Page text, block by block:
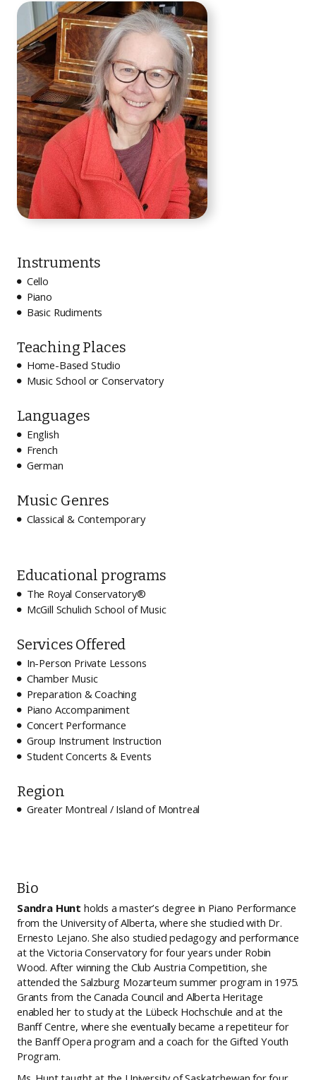
Instruments
 Cello
 Piano
 Basic Rudiments
Teaching Places
 Home-Based Studio
 Music School or Conservatory
Languages
 English
 French
 German
Music Genres
 Classical & Contemporary
Educational programs
 The Royal Conservatory®
 McGill Schulich School of Music
Services Offered
 In-Person Private Lessons
 Chamber Music
 Preparation & Coaching
 Piano Accompaniment
 Concert Performance
 Group Instrument Instruction
 Student Concerts & Events
Region
 Greater Montreal / Island of Montreal
Bio
Sandra Hunt holds a master’s degree in Piano Performance
from the University of Alberta, where she studied with Dr.
Ernesto Lejano. She also studied pedagogy and performance
at the Victoria Conservatory for four years under Robin
Wood. After winning the Club Austria Competition, she
attended the Salzburg Mozarteum summer program in 1975.
Grants from the Canada Council and Alberta Heritage
enabled her to study at the Lübeck Hochschule and at the
Banff Centre, where she eventually became a repetiteur for
the Banff Opera program and a coach for the Gifted Youth
Program.